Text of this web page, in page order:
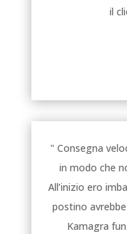
il
" Consegna
in modo che
All’inizio ero
postino
Kamagra